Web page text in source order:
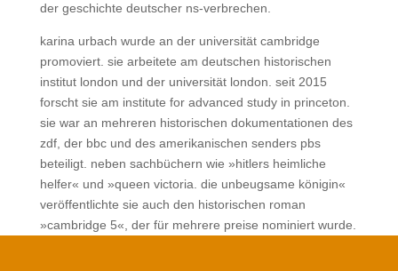
der geschichte deutscher ns-verbrechen.
karina urbach wurde an der universität cambridge
promoviert. sie arbeitete am deutschen historischen
institut london und der universität london. seit 2015
forscht sie am institute for advanced study in princeton.
sie war an mehreren historischen dokumentationen des
zdf, der bbc und des amerikanischen senders pbs
beteiligt. neben sachbüchern wie »hitlers heimliche
helfer« und »queen victoria. die unbeugsame königin«
veröffentlichte sie auch den historischen roman
»cambridge 5«, der für mehrere preise nominiert wurde.